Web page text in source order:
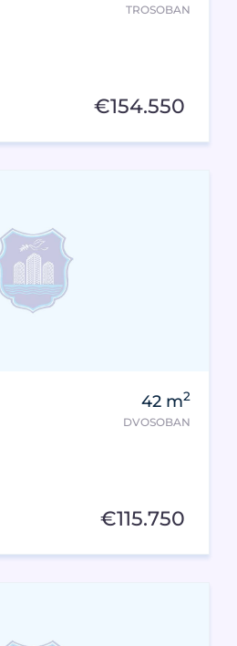
TROSOBAN
€154.550
42 m2
DVOSOBAN
€115.750